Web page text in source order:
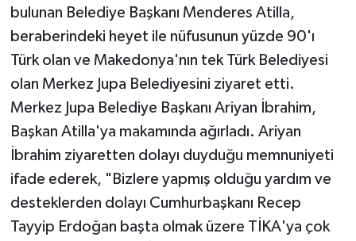
bulunan Belediye Başkanı Menderes Atilla,
beraberindeki heyet ile nüfusunun yüzde 90'ı
Türk olan ve Makedonya'nın tek Türk Belediyesi
olan Merkez Jupa Belediyesini ziyaret etti.
Merkez Jupa Belediye Başkanı Ariyan İbrahim,
Başkan Atilla'ya makamında ağırladı. Ariyan
İbrahim ziyaretten dolayı duyduğu memnuniyeti
ifade ederek, "Bizlere yapmış olduğu yardım ve
desteklerden dolayı Cumhurbaşkanı Recep
Tayyip Erdoğan başta olmak üzere TİKA'ya çok